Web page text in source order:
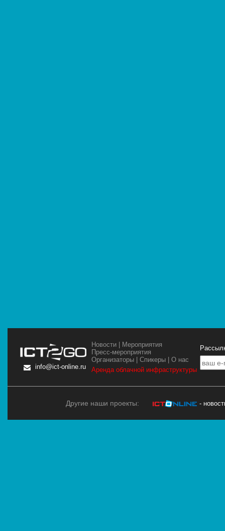
info@ict-online.ru
Новости
Мероприятия
Пресс-мероприятия
Организаторы |Спикеры |О нас
Аренда облачной инфраструктуры
Другие наши проекты: -